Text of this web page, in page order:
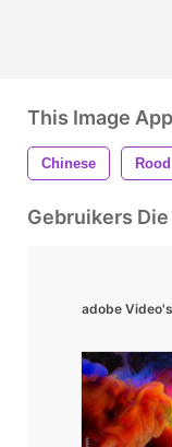
This Image
Chinese Rood
Gebruikers
adobe